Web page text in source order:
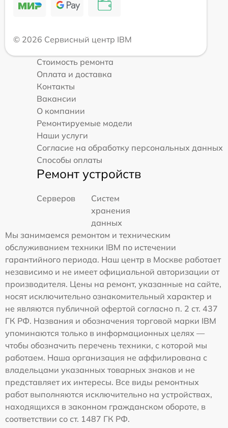
© 2026 Сервисный центр IBM
Стоимость ремонта
Оплата и доставка
Контакты
Вакансии
О компании
Ремонтируемые модели
Наши услуги
Согласие на обработку персональных данных
Способы оплаты
Ремонт устройств
Серверов
Систем
хранения
данных
Мы занимаемся ремонтом и техническим
обслуживанием техники IBM по истечении
гарантийного периода. Наш центр в Москве работает
независимо и не имеет официальной авторизации от
производителя. Цены на ремонт, указанные на сайте,
носят исключительно ознакомительный характер и
не являются публичной офертой согласно п. 2 ст. 437
ГК РФ. Названия и обозначения торговой марки IBM
упоминаются только в информационных целях —
чтобы обозначить перечень техники, с которой мы
работаем. Наша организация не аффилирована с
владельцами указанных товарных знаков и не
представляет их интересы. Все виды ремонтных
работ выполняются исключительно на устройствах,
находящихся в законном гражданском обороте, в
соответствии со ст. 1487 ГК РФ.